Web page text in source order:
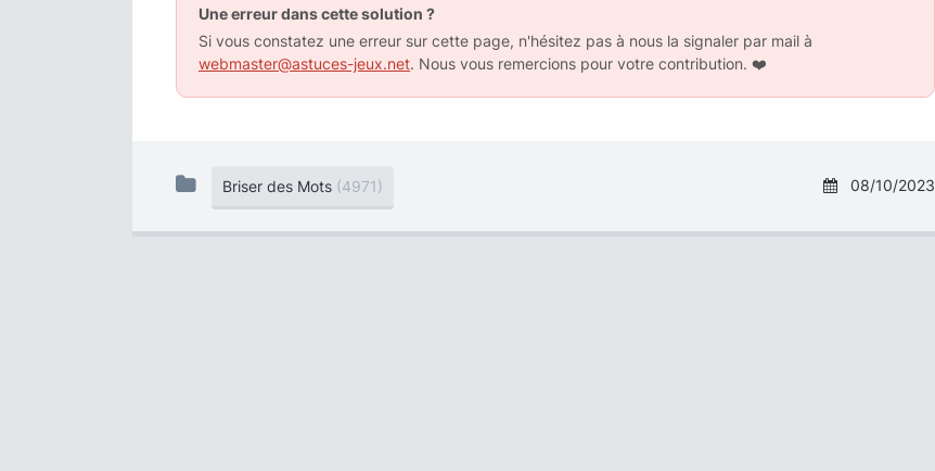
Une erreur dans cette solution ?
Si vous constatez une erreur sur cette page, n'hésitez pas à nous la signaler par mail à
webmaster@astuces-jeux.net. Nous vous remercions pour votre contribution. ❤️
08/10/2023
Briser des Mots (4971)